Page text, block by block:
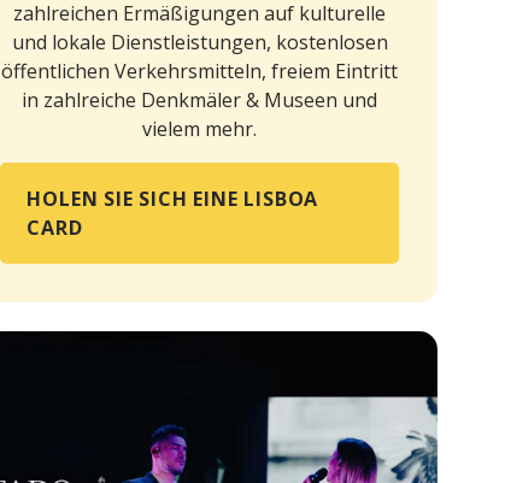
zahlreichen Ermäßigungen auf kulturelle
und lokale Dienstleistungen, kostenlosen
öffentlichen Verkehrsmitteln, freiem Eintritt
in zahlreiche Denkmäler & Museen und
vielem mehr.
HOLEN SIE SICH EINE LISBOA
CARD